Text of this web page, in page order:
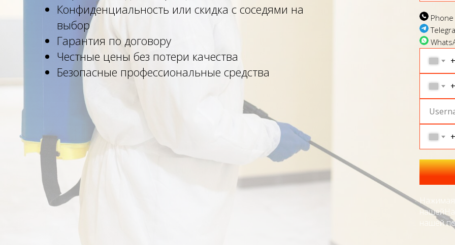
Конфиденциальность или скидка с соседями на
выбор
Гарантия по договору
Честные цены без потери качества
Безопасные профессиональные средства
Phone
Нажимая
нашей
нашей